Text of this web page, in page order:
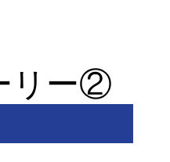
リー②